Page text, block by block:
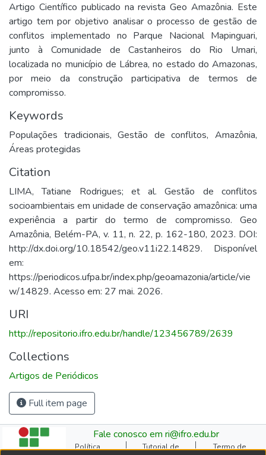
Artigo Científico publicado na revista Geo Amazônia. Este
artigo tem por objetivo analisar o processo de gestão de
conflitos implementado no Parque Nacional Mapinguari,
junto à Comunidade de Castanheiros do Rio Umari,
localizada no município de Lábrea, no estado do Amazonas,
por meio da construção participativa de termos de
compromisso.
Keywords
Populações tradicionais,Gestão de conflitos,Amazônia,
Áreas protegidas
Citation
LIMA, Tatiane Rodrigues; et al. Gestão de conflitos
socioambientais em unidade de conservação amazônica: uma
experiência a partir do termo de compromisso. Geo
Amazônia, Belém-PA, v. 11, n. 22, p. 162-180, 2023. DOI:
http://dx.doi.org/10.18542/geo.v11i22.14829. Disponível
em:
https://periodicos.ufpa.br/index.php/geoamazonia/article/vie
w/14829. Acesso em: 27 mai. 2026.
URI
http://repositorio.ifro.edu.br/handle/123456789/2639
Collections
Artigos de Periódicos
Full item page
Fale conosco em ri@ifro.edu.br
Política
Tutorial de
Termo de